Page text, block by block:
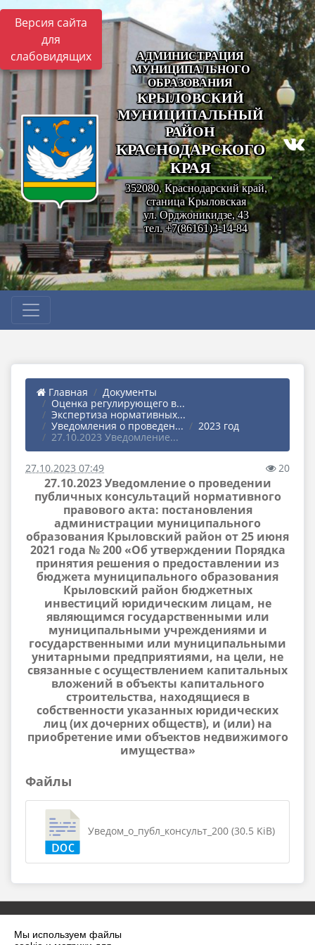
Мы используем файлы
Версия сайта
для
слабовидящих
АДМИНИСТРАЦИЯ
МУНИЦИПАЛЬНОГО
ОБРАЗОВАНИЯ
КРЫЛОВСКИЙ
МУНИЦИПАЛЬНЫЙ
РАЙОН
КРАСНОДАРСКОГО
КРАЯ
352080, Краснодарский край,
станица Крыловская
ул. Орджоникидзе, 43
тел. +7(86161)3-14-84
Главная
Документы
Оценка регулирующего в...
Экспертиза нормативных...
Уведомления о проведен...
2023 год
27.10.2023 Уведомление...
27.10.2023 07:49 20
27.10.2023 Уведомление о проведении
публичных консультаций нормативного
правового акта: постановления
администрации муниципального
образования Крыловский район от 25 июня
2021 года № 200 «Об утверждении Порядка
принятия решения о предоставлении из
бюджета муниципального образования
Крыловский район бюджетных
инвестиций юридическим лицам, не
являющимся государственными или
муниципальными учреждениями и
государственными или муниципальными
унитарными предприятиями, на цели, не
связанные с осуществлением капитальных
вложений в объекты капитального
строительства, находящиеся в
собственности указанных юридических
лиц (их дочерних обществ), и (или) на
приобретение ими объектов недвижимого
имущества»
Файлы
Уведом_о_публ_консульт_200 (30.5 KiB)